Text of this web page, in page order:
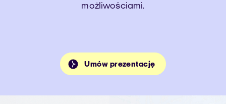
możliwościami.
Umów prezentację